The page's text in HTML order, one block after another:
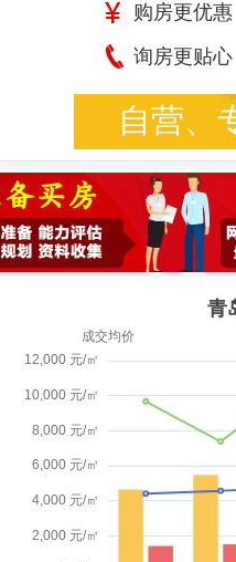
购房更优惠
询房更贴心
自营、